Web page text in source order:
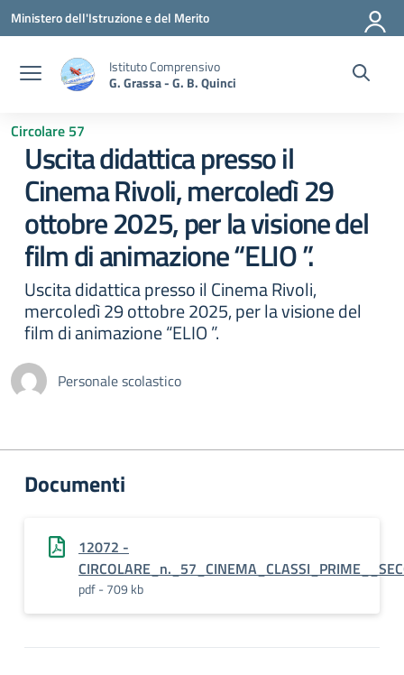
Vai ai contenuti
Vai al menu di navigazione
Vai al footer
Ministero dell'Istruzione e del Merito
Istituto Comprensivo
G. Grassa - G. B. Quinci
Circolare 57
Uscita didattica presso il
Cinema Rivoli, mercoledì 29
ottobre 2025, per la visione del
film di animazione “ELIO ”.
Uscita didattica presso il Cinema Rivoli,
mercoledì 29 ottobre 2025, per la visione del
film di animazione “ELIO ”.
Personale scolastico
Documenti
12072 -
pdf - 709 kb